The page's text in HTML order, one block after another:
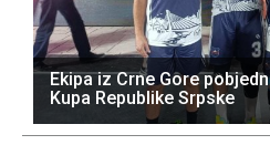
Ekipa iz Crne Gore
Kupa Republike Srpske